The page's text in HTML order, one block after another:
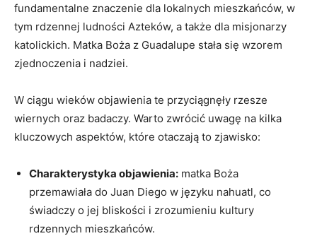
fundamentalne znaczenie dla lokalnych mieszkańców, w
tym rdzennej​ ludności⁤ Azteków, a także⁤ dla misjonarzy
katolickich. Matka Boża z Guadalupe stała ⁤się wzorem
zjednoczenia i nadziei.
W ciągu wieków​ objawienia te przyciągnęły rzesze
wiernych oraz badaczy. Warto zwrócić⁢ uwagę na kilka
kluczowych aspektów, które otaczają to zjawisko:
Charakterystyka objawienia: matka Boża
przemawiała do Juan Diego w języku nahuatl, co
świadczy⁣ o jej ‍bliskości i zrozumieniu ⁣kultury
rdzennych mieszkańców.